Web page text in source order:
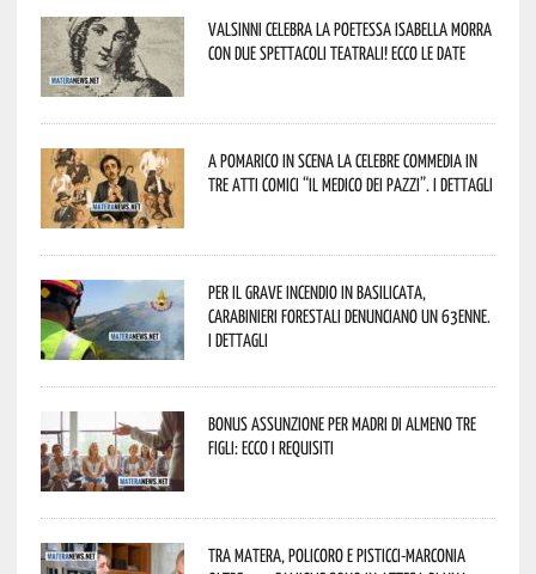
Valsinni celebra la poetessa Isabella Morra
con due spettacoli teatrali! Ecco le date
A Pomarico in scena la celebre commedia in
tre atti comici “Il medico dei pazzi”. I dettagli
Per il grave incendio in Basilicata,
Carabinieri forestali denunciano un 63enne.
I dettagli
Bonus assunzione per madri di almeno tre
figli: ecco i requisiti
Tra Matera, Policoro e Pisticci-Marconia